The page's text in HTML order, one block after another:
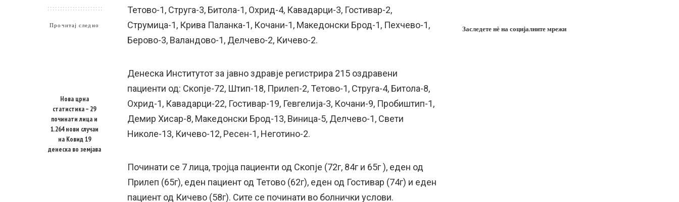
Прочитај следно
Нова црна
статистика – 29
починати лица и
1.264 нови случаи
на Ковид 19
денеска во земјава
Тетово-1, Струга-3, Битола-1, Охрид-4, Кавадарци-3, Гостивар-2,
Струмица-1, Крива Паланка-1, Кочани-1, Македонски Брод-1, Пехчево-1,
Берово-3, Валандово-1, Делчево-2, Кичево-2.
Денеска Институтот за јавно здравје регистрира 215 оздравени
пациенти од: Скопје-72, Штип-18, Прилеп-2, Тетово-1, Струга-4, Битола-8,
Охрид-1, Кавадарци-22, Гостивар-19, Гевгелија-3, Кочани-9, Пробиштип-1,
Демир Хисар-8, Македонски Брод-13, Виница-5, Делчево-1, Свети
Николе-13, Кичево-12, Ресен-1, Неготино-2.
Починати се 7 лица, тројца пациенти од Скопје (72г, 84г и 65г ), еден од
Прилеп (65г), еден пациент од Тетово (62г), еден од Гостивар (74г) и еден
пациент од Кичево (58г). Сите се починати во болнички услови.
Заследете нѐ на социјалните мрежи